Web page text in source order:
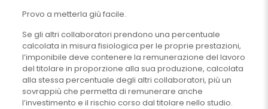
Provo a metterla giù facile.
Se gli altri collaboratori prendono una percentuale
calcolata in misura fisiologica per le proprie prestazioni,
l’imponibile deve contenere la remunerazione del lavoro
del titolare in proporzione alla sua produzione, calcolata
alla stessa percentuale degli altri collaboratori, più un
sovrappiù che permetta di remunerare anche
l’investimento e il rischio corso dal titolare nello studio.